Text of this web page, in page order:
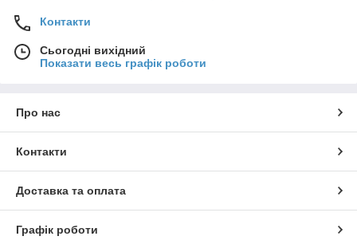
Контакти
Сьогодні вихідний
Показати весь графік роботи
Про нас
Контакти
Доставка та оплата
Графік роботи